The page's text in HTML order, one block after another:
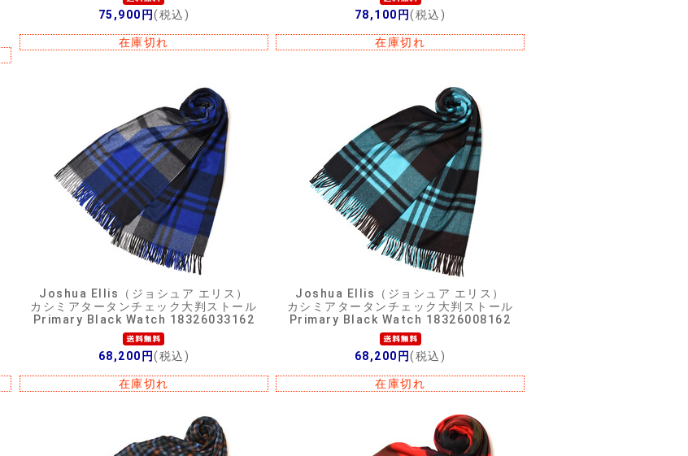
75,900円(税込)
在庫切れ
78,100円(税込)
在庫切れ
Joshua Ellis（ジョシュア エリス）
カシミアタータンチェック大判ストール
Primary Black Watch 18326033162
68,200円(税込)
在庫切れ
Joshua Ellis（ジョシュア エリス）
カシミアタータンチェック大判ストール
Primary Black Watch 18326008162
68,200円(税込)
在庫切れ